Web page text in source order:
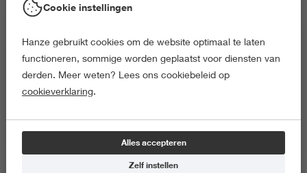
'Balanceren tussen topsport en
Student aan het woord
Cookie instellingen
Hanze gebruikt cookies om de website optimaal te laten
functioneren, sommige worden geplaatst voor diensten van
derden. Meer weten? Lees ons cookiebeleid op
cookieverklaring.
Alles accepteren
Zelf instellen